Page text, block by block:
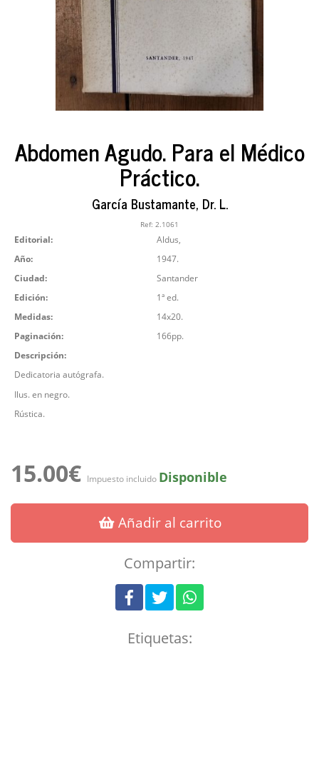
Abdomen Agudo. Para el Médico
Práctico.
García Bustamante, Dr. L.
Ref: 2.1061
Editorial:
Aldus,
Año:
1947.
Ciudad:
Santander
Edición:
1ª ed.
Medidas:
14x20.
Paginación:
166pp.
Descripción:
Dedicatoria autógrafa.
Ilus. en negro.
Rústica.
15.00€ Impuesto incluido Disponible
Añadir al carrito
Compartir:
Etiquetas: